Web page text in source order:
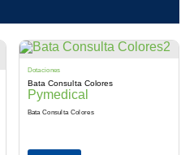
Dotaciones
Bata Consulta Colores
Pymedical
Bata Consulta Colores